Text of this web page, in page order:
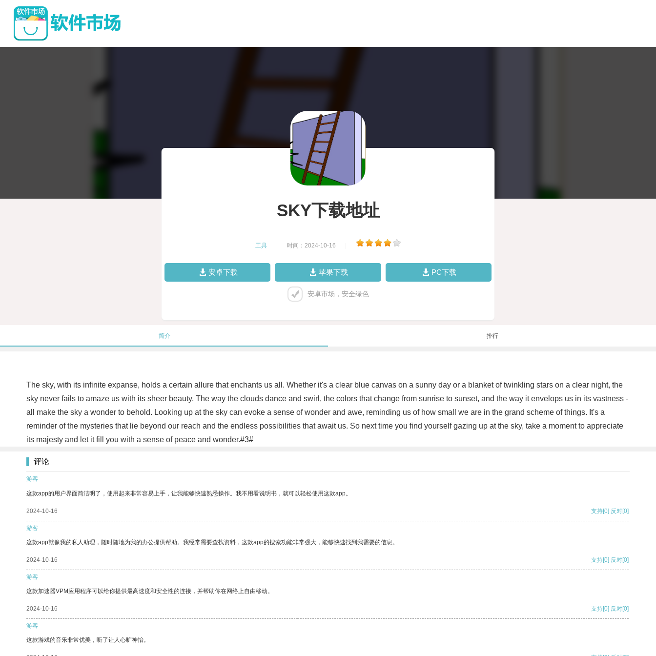
SKY下载地址
工具 时间：2024-10-16
安卓下载 苹果下载 PC下载
安卓市场，安全绿色
简介 排行
The sky, with its infinite expanse, holds a certain allure that enchants us all. Whether it's a clear blue canvas on a sunny day or a blanket of twinkling stars on a clear night, the
sky never fails to amaze us with its sheer beauty. The way the clouds dance and swirl, the colors that change from sunrise to sunset, and the way it envelops us in its vastness -
all make the sky a wonder to behold. Looking up at the sky can evoke a sense of wonder and awe, reminding us of how small we are in the grand scheme of things. It's a
reminder of the mysteries that lie beyond our reach and the endless possibilities that await us. So next time you find yourself gazing up at the sky, take a moment to appreciate
its majesty and let it fill you with a sense of peace and wonder.#3#
评论
游客
这款app的用户界面简洁明了，使用起来非常容易上手，让我能够快速熟悉操作。我不用看说明书，就可以轻松使用这款app。
2024-10-16 支持[0] 反对[0]
游客
这款app就像我的私人助理，随时随地为我的办公提供帮助。我经常需要查找资料，这款app的搜索功能非常强大，能够快速找到我需要的信息。
2024-10-16 支持[0] 反对[0]
游客
这款加速器VPM应用程序可以给你提供最高速度和安全性的连接，并帮助你在网络上自由移动。
2024-10-16 支持[0] 反对[0]
游客
这款游戏的音乐非常优美，听了让人心旷神怡。